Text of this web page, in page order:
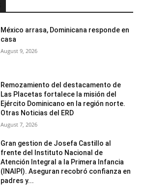
México arrasa, Dominicana responde en
casa
August 9, 2026
Remozamiento del destacamento de
Las Placetas fortalece la misión del
Ejército Dominicano en la región norte.
Otras Noticias del ERD
August 7, 2026
Gran gestion de Josefa Castillo al
frente del Instituto Nacional de
Atención Integral a la Primera Infancia
(INAIPI). Aseguran recobró confianza en
padres y...